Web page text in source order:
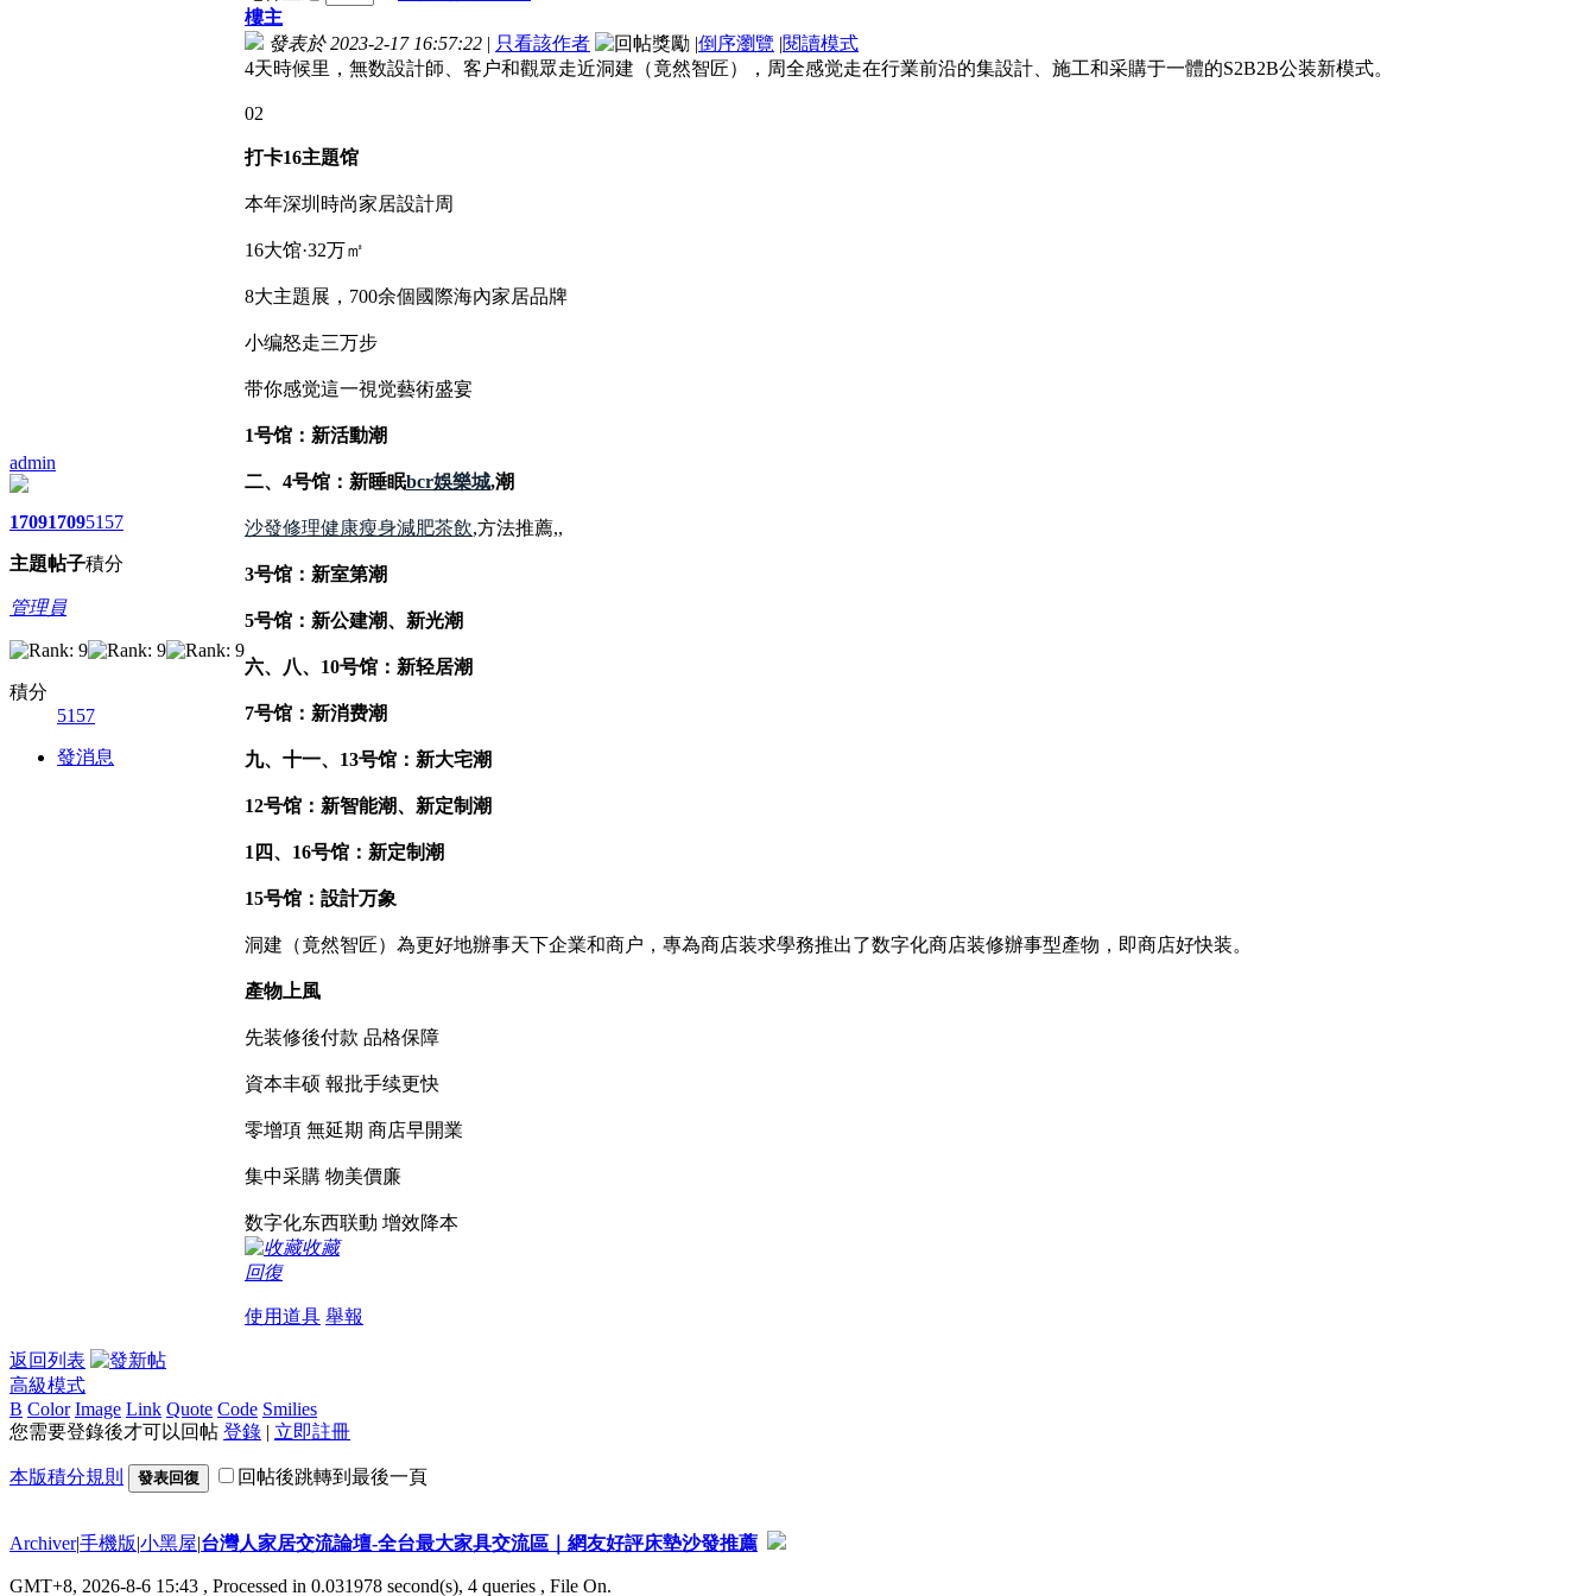
admin
1709
主題
1709
帖子
5157
積分
管理員
積分
5157
發消息
樓主
發表於 2023-2-17 16:57:22 | 只看該作者 |倒序瀏覽 |閱讀模式
4天時候里，無数設計師、客户和觀眾走近洞建（竟然智匠），周全感觉走在行業前沿的集設計、施工和采購于一體的S2B2B公装新模式。
02
打卡16主題馆
本年深圳時尚家居設計周
16大馆·32万㎡
8大主題展，700余個國際海內家居品牌
小编怒走三万步
带你感觉這一視觉藝術盛宴
1号馆：新活動潮
二、4号馆：新睡眠bcr娛樂城,潮
沙發修理健康瘦身減肥茶飲,方法推薦,,
3号馆：新室第潮
5号馆：新公建潮、新光潮
六、八、10号馆：新轻居潮
7号馆：新消费潮
九、十一、13号馆：新大宅潮
12号馆：新智能潮、新定制潮
1四、16号馆：新定制潮
15号馆：設計万象
洞建（竟然智匠）為更好地辦事天下企業和商户，專為商店装求學務推出了数字化商店装修辦事型產物，即商店好快装。
產物上風
先装修後付款 品格保障
資本丰硕 報批手续更快
零增項 無延期 商店早開業
集中采購 物美價廉
数字化东西联動 增效降本
收藏
回復
使用道具 舉報
返回列表
高級模式
B Color Image Link Quote Code Smilies
您需要登錄後才可以回帖 登錄 | 立即註冊
本版積分規則 發表回復 回帖後跳轉到最後一頁
Archiver|手機版|小黑屋|台灣人家居交流論壇-全台最大家具交流區｜網友好評床墊沙發推薦
GMT+8, 2026-8-6 15:43 , Processed in 0.031978 second(s), 4 queries , File On.